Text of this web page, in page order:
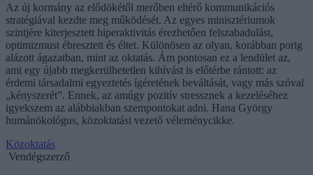
Az új kormány az elődökétől merőben eltérő kommunikációs
stratégiával kezdte meg működését. Az egyes minisztériumok
szintjére kiterjesztett hiperaktivitás érezhetően felszabadulást,
optimizmust ébresztett és éltet. Különösen az olyan, korábban porig
alázott ágazatban, mint az oktatás. Ám pontosan ez a lendület az,
ami egy újabb megkerülhetetlen kihívást is előtérbe rántott: az
érdemi társadalmi egyeztetés ígéretének beváltását, vagy más szóval
„kényszerét”. Ennek, az amúgy pozitív stressznek a kezeléséhez
igyekszem az alábbiakban szempontokat adni. Hana György
humánökológus, közoktatási vezető véleménycikke.
Közoktatás
Vendégszerző